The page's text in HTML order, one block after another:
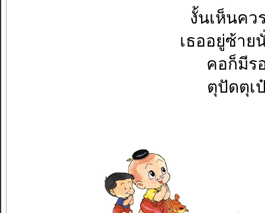
งั้นเห็นคว
เธออยู่ซ้าย
คอก็มีร
ตุปัดตุเ